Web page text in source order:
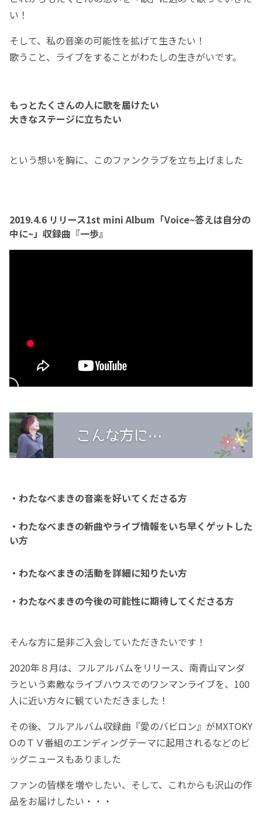
い！
そして、私の音楽の可能性を拡げて生きたい！
歌うこと、ライブをすることがわたしの生きがいです。
もっとたくさんの人に歌を届けたい
大きなステージに立ちたい
という想いを胸に、このファンクラブを立ち上げました
2019.4.6 リリース1st mini Album「Voice~答えは自分の
中に~」収録曲『一歩』
・わたなべまきの音楽を好いてくださる方
・わたなべまきの新曲やライブ情報をいち早くゲットした
い方
・わたなべまきの活動を詳細に知りたい方
・わたなべまきの今後の可能性に期待してくださる方
そんな方に是非ご入会していただきたいです！
2020年８月は、フルアルバムをリリース、南青山マンダ
ラという素敵なライブハウスでのワンマンライブを、100
人に近い方々に観ていただきました！
その後、フルアルバム収録曲『愛のバビロン』がMXTOKY
OのＴＶ番組のエンディングテーマに起用されるなどのビ
ッグニュースもありました
ファンの皆様を増やしたい、そして、これからも沢山の作
品をお届けしたい・・・